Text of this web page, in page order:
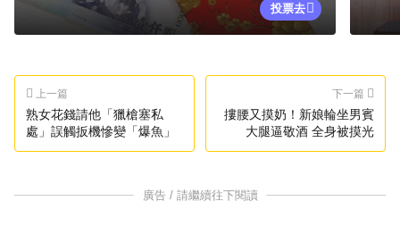
投票去
上一篇
熟女花錢請他「獵槍塞私
處」誤觸扳機慘變「爆魚」
下一篇
摟腰又摸奶！新娘輪坐男賓
大腿逼敬酒 全身被摸光
廣告 / 請繼續往下閱讀